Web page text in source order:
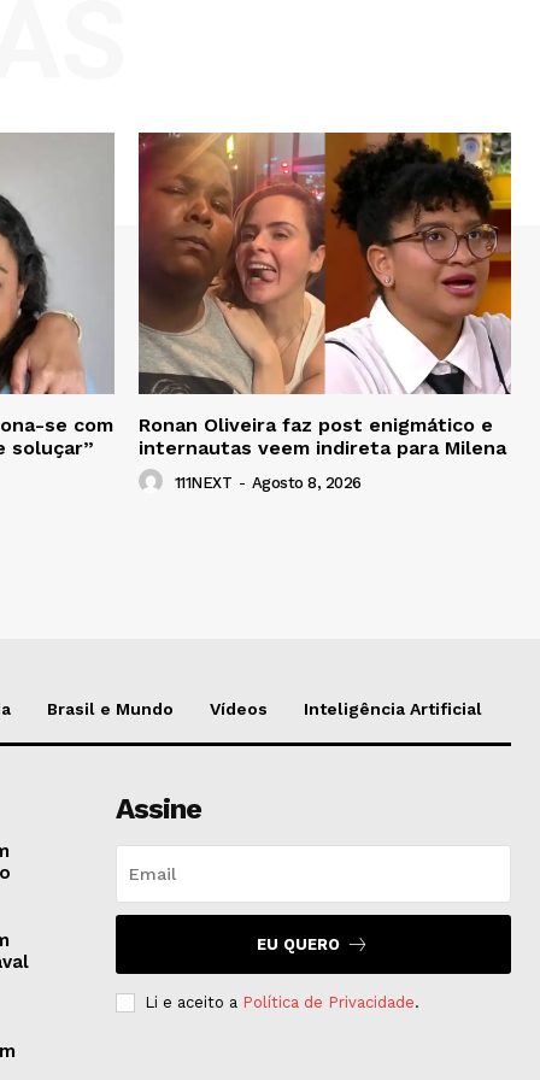
se com
soluçar”
Ronan Oliveira faz post enigmático e
internautas veem indireta para Milena
111NEXT - Agosto 8, 2026
Brasil e Mundo Vídeos Inteligência Artificial
Assine
EU QUERO
Li e aceito a Política de Privacidade.